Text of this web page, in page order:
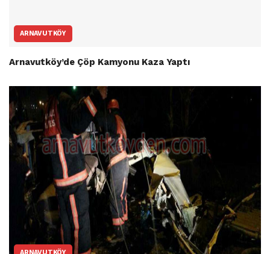
ARNAVUTKÖY
Arnavutköy’de Çöp Kamyonu Kaza Yaptı